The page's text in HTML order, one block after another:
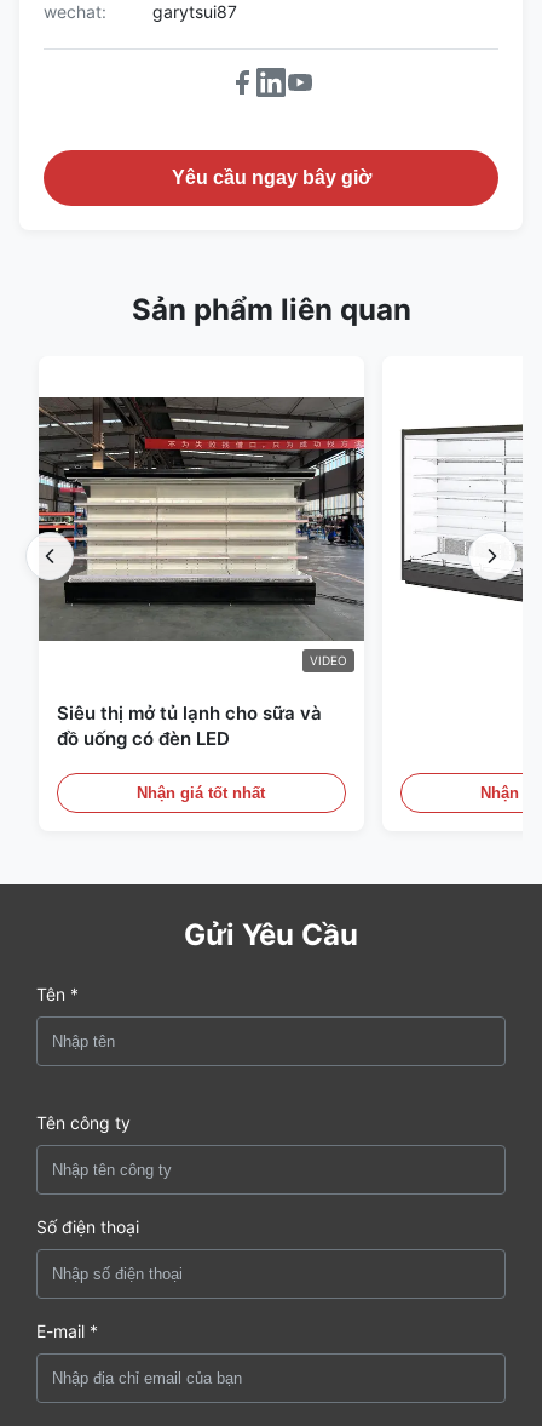
wechat:
garytsui87
Yêu cầu ngay bây giờ
Sản phẩm liên quan
VIDEO
Siêu thị mở tủ lạnh cho sữa và
đồ uống có đèn LED
Nhận giá tốt nhất Nhận
Gửi Yêu Cầu
Tên *
Tên công ty
Số điện thoại
E-mail *